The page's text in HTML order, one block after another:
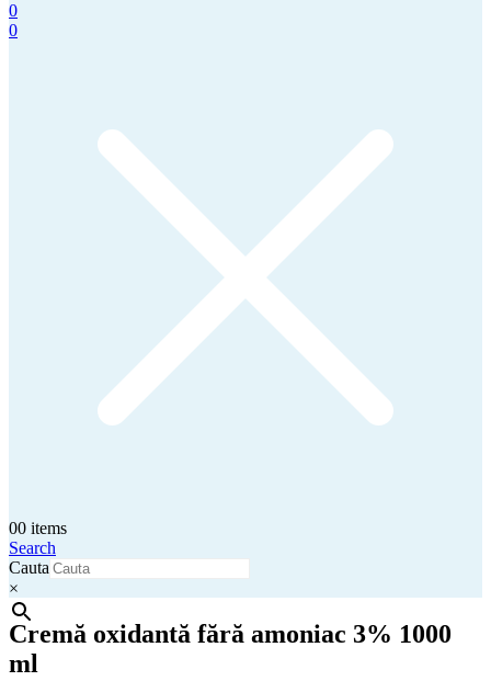
0
0
00 items
Search
Cauta
×
Cremă oxidantă fără amoniac 3% 1000
ml